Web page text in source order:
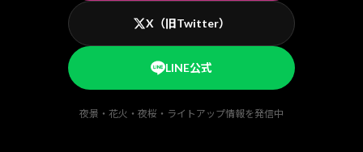
X（旧Twitter）
LINE公式
夜景・花火・夜桜・ライトアップ情報を発信中